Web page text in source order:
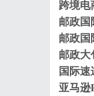
跨境电
邮政国
邮政国
邮政大
国际
亚马逊